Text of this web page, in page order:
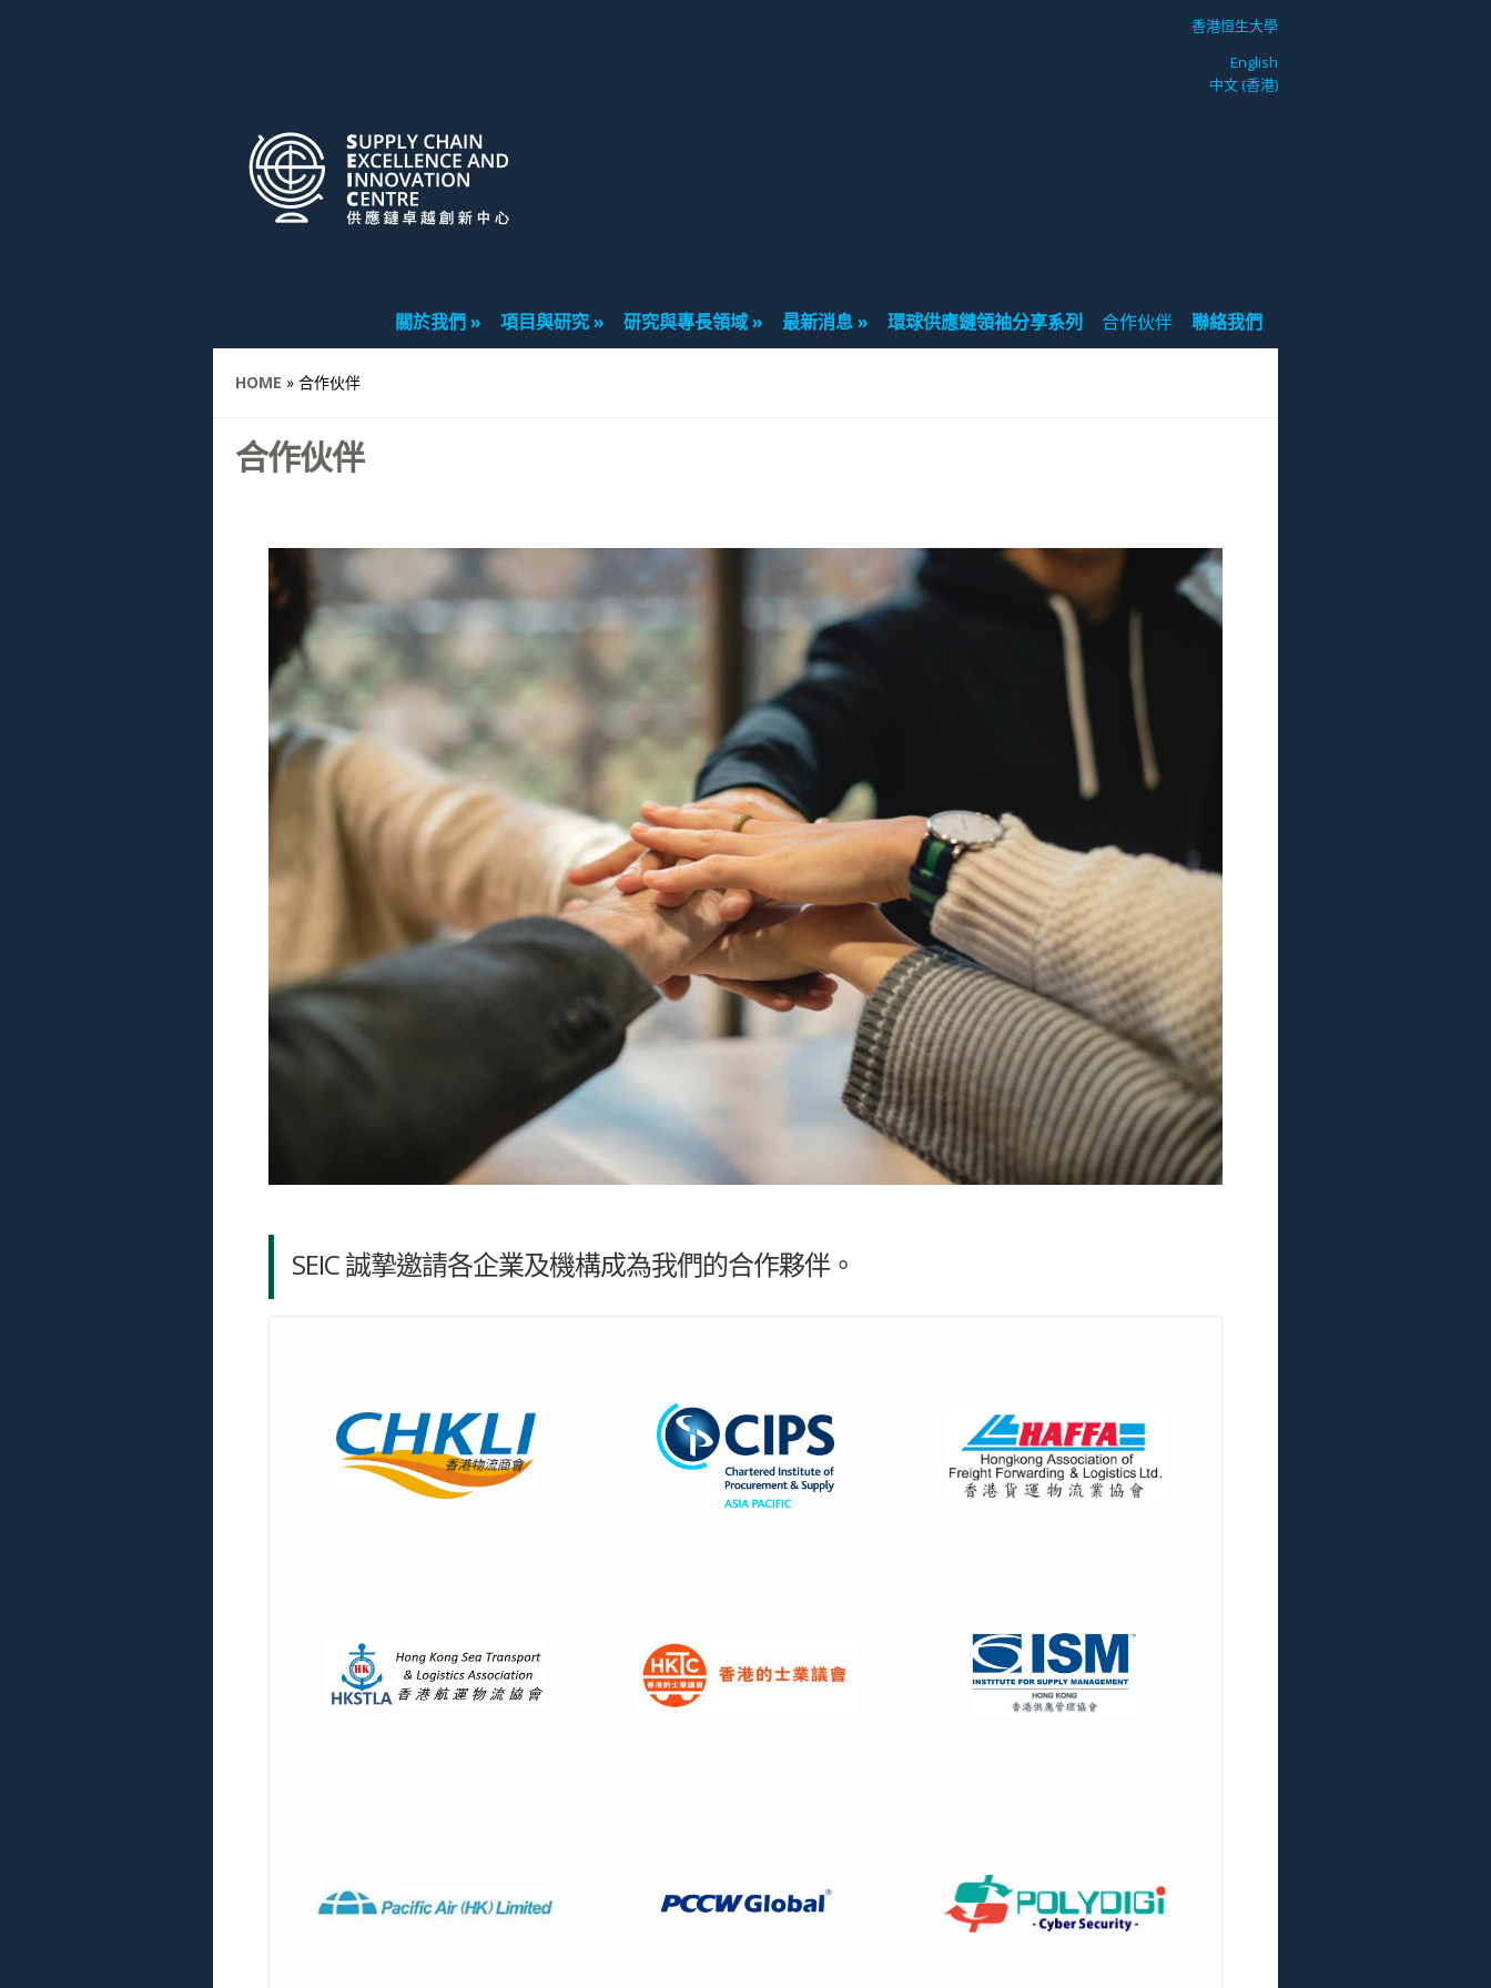
香港恒生大學
English
中文 (香港)
關於我們 項目與研究 研究與專長領域 最新消息 環球供應鏈領袖分享系列 合作伙伴 聯絡我們
HOME » 合作伙伴
合作伙伴
SEIC 誠摯邀請各企業及機構成為我們的合作夥伴。